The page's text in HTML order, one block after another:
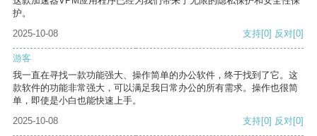
护。
2025-10-08
支持[0] 反对[0]
游客
我一直在寻找一款功能强大、操作简单的办公软件，终于找到了它。这
款软件的功能非常强大，可以满足我日常办公的所有需求。操作也很简
单，即使是小白也能快速上手。
2025-10-08
支持[0] 反对[0]